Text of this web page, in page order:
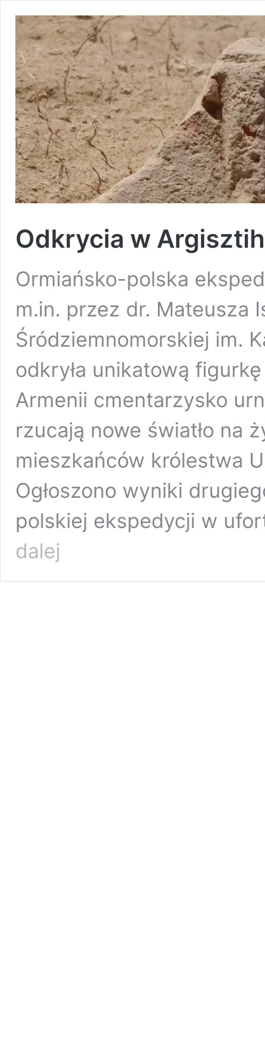
Odkrycia w
Ormiańsko-polska
m.in. przez dr. Mateusza
Śródziemnomorskiej im.
odkryła unikatową
Armenii cmentarzysko
rzucają nowe światło na
mieszkańców królestwa
Ogłoszono wyniki
polskiej ekspedycji w
dalej